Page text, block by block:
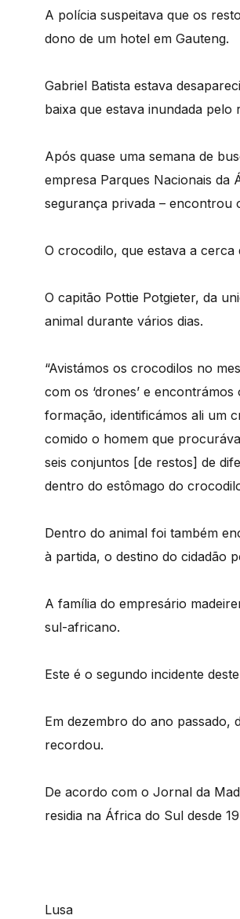
A polícia suspeitava que os
dono de um hotel em Gauteng.
Gabriel Batista estava
baixa que estava inundada
Após quase uma semana de
empresa Parques Nacionais da
segurança privada – encontrou
O crocodilo, que estava a
O capitão Pottie Potgieter, da
animal durante vários dias.
“Avistámos os crocodilos no
com os ‘drones’ e
formação, identificámos ali um
comido o homem que
seis conjuntos [de restos] de
dentro do estômago do
Dentro do animal foi também
à partida, o destino do cidadão
A família do empresário
sul-africano.
Este é o segundo incidente
Em dezembro do ano passado,
recordou.
De acordo com o Jornal da
residia na África do Sul desde
Lusa